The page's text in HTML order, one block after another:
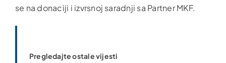
se na donaciji i izvrsnoj saradnji sa Partner MKF.
Pregledajte ostale vijesti